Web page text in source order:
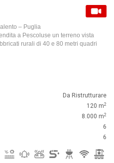
– Puglia
a Pescoluse un terreno vista
rurali di 40 e 80 metri quadri
Da Ristrutturare
120 m2
8.000 m2
6
6